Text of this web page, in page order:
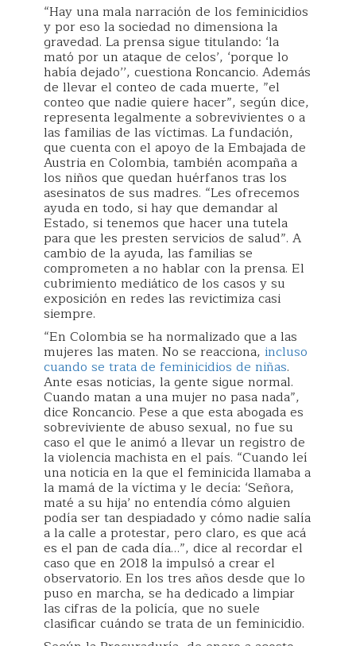
“Hay una mala narración de los feminicidios
y por eso la sociedad no dimensiona la
gravedad. La prensa sigue titulando: ‘la
mató por un ataque de celos’, ‘porque lo
había dejado’’, cuestiona Roncancio. Además
de llevar el conteo de cada muerte, ”el
conteo que nadie quiere hacer”, según dice,
representa legalmente a sobrevivientes o a
las familias de las víctimas. La fundación,
que cuenta con el apoyo de la Embajada de
Austria en Colombia, también acompaña a
los niños que quedan huérfanos tras los
asesinatos de sus madres. “Les ofrecemos
ayuda en todo, si hay que demandar al
Estado, si tenemos que hacer una tutela
para que les presten servicios de salud”. A
cambio de la ayuda, las familias se
comprometen a no hablar con la prensa. El
cubrimiento mediático de los casos y su
exposición en redes las revictimiza casi
siempre.
“En Colombia se ha normalizado que a las
mujeres las maten. No se reacciona, incluso
cuando se trata de feminicidios de niñas.
Ante esas noticias, la gente sigue normal.
Cuando matan a una mujer no pasa nada”,
dice Roncancio. Pese a que esta abogada es
sobreviviente de abuso sexual, no fue su
caso el que le animó a llevar un registro de
la violencia machista en el país. “Cuando leí
una noticia en la que el feminicida llamaba a
la mamá de la víctima y le decía: ‘Señora,
maté a su hija’ no entendía cómo alguien
podía ser tan despiadado y cómo nadie salía
a la calle a protestar, pero claro, es que acá
es el pan de cada día…”, dice al recordar el
caso que en 2018 la impulsó a crear el
observatorio. En los tres años desde que lo
puso en marcha, se ha dedicado a limpiar
las cifras de la policía, que no suele
clasificar cuándo se trata de un feminicidio.